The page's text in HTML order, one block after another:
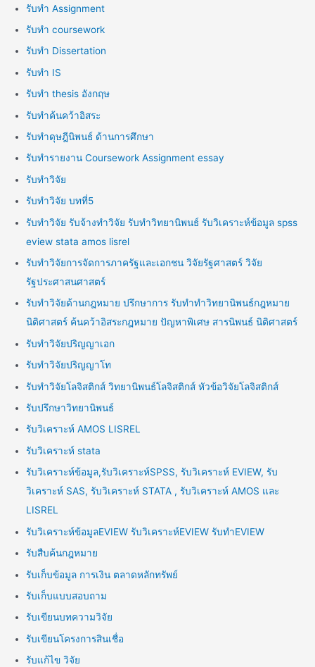
รับทำ Assignment
รับทำ coursework
รับทำ Dissertation
รับทำ IS
รับทำ thesis อังกฤษ
รับทำค้นคว้าอิสระ
รับทำดุษฎีนิพนธ์ ด้านการศึกษา
รับทำรายงาน Coursework Assignment essay
รับทำวิจัย
รับทำวิจัย บทที่5
รับทำวิจัย รับจ้างทำวิจัย รับทำวิทยานิพนธ์ รับวิเคราะห์ข้อมูล spss
eview stata amos lisrel
รับทำวิจัยการจัดการภาครัฐและเอกชน วิจัยรัฐศาสตร์ วิจัย
รัฐประศาสนศาสตร์
รับทำวิจัยด้านกฎหมาย ปรึกษาการ รับทำทำวิทยานิพนธ์กฎหมาย
นิติศาสตร์ ค้นคว้าอิสระกฎหมาย ปัญหาพิเศษ สารนิพนธ์ นิติศาสตร์
รับทำวิจัยปริญญาเอก
รับทำวิจัยปริญญาโท
รับทำวิจัยโลจิสติกส์ วิทยานิพนธ์โลจิสติกส์ หัวข้อวิจัยโลจิสติกส์
รับปรึกษาวิทยานิพนธ์
รับวิเคราะห์ AMOS LISREL
รับวิเคราะห์ stata
รับวิเคราะห์ข้อมูล,รับวิเคราะห์SPSS, รับวิเคราะห์ EVIEW, รับ
วิเคราะห์ SAS, รับวิเคราะห์ STATA , รับวิเคราะห์ AMOS และ
LISREL
รับวิเคราะห์ข้อมูลEVIEW รับวิเคราะห์EVIEW รับทำEVIEW
รับสืบค้นกฎหมาย
รับเก็บข้อมูล การเงิน ตลาดหลักทรัพย์
รับเก็บแบบสอบถาม
รับเขียนบทความวิจัย
รับเขียนโครงการสินเชื่อ
รับแก้ไข วิจัย